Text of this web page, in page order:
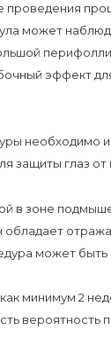
проведения
может
эффект
необходимо
защиты глаз от
в зоне
обладает
может быть
минимум 2
вероятность